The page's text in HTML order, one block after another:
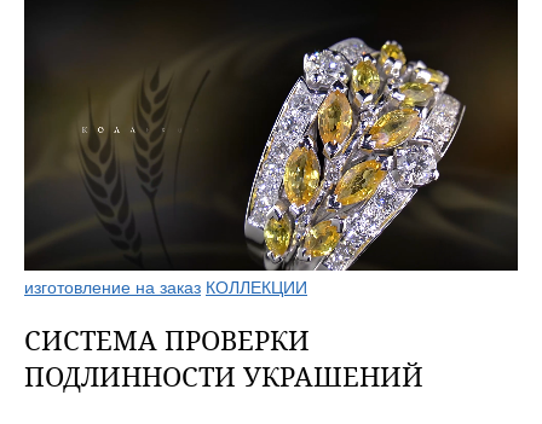
изготовление на заказ КОЛЛЕКЦИИ
СИСТЕМА ПРОВЕРКИ
ПОДЛИННОСТИ УКРАШЕНИЙ